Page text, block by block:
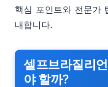
핵심 포인트와 전문가
내합니다.
셀프브라질리
야 할까?